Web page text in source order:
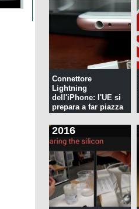
Connettore
Lightning
dell'iPhone: l'UE si
prepara a far piazza
2016